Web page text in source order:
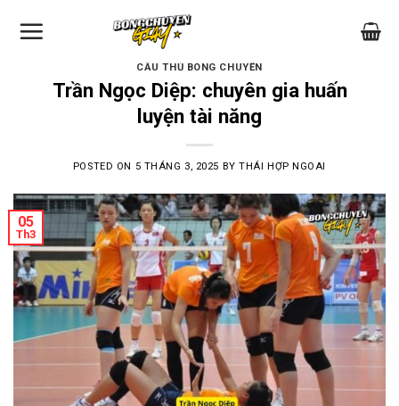
CẦU THỦ BÓNG CHUYỀN
Trần Ngọc Diệp: chuyên gia huấn
luyện tài năng
POSTED ON 5 THÁNG 3, 2025 BYTHÁI HỢP NGOAI
05
Th3